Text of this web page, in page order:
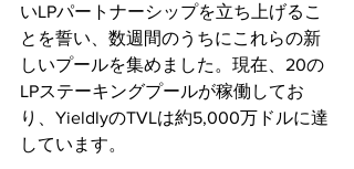
いLPパートナーシップを立ち上げるこ
とを誓い、数週間のうちにこれらの新
しいプールを集めました。現在、20の
LPステーキングプールが稼働してお
り、YieldlyのTVLは約5,000万ドルに達
しています。